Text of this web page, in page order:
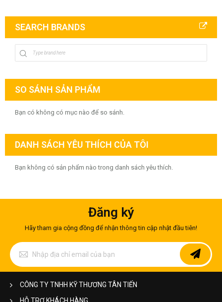
SEARCH BRANDS
SO SÁNH SẢN PHẨM
Bạn có không có mục nào để so sánh.
DANH SÁCH YÊU THÍCH CỦA TÔI
Bạn không có sản phẩm nào trong danh sách yêu thích.
Đăng ký
Hãy tham gia cộng đồng để nhận thông tin cập nhật đầu tiên!
Đăng
ký
để
nhận
tin
CÔNG TY TNHH KỸ THƯƠNG TÂN TIẾN
HỖ TRỢ KHÁCH HÀNG